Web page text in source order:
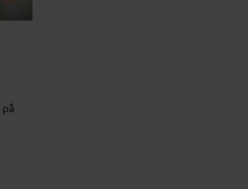
på